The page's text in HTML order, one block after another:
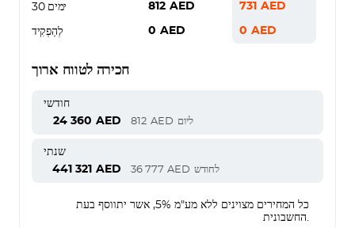
30 ימים 812 AED 731 AED
לְהַפְקִיד 0 AED 0 AED
חכירה לטווח ארוך
חודשי
24 360 AED 812 AED ליום
שנתי
441 321 AED 36 777 AED לחודש
כל המחירים מצוינים ללא מע"מ 5%, אשר יתווסף בעת
החשבונית.